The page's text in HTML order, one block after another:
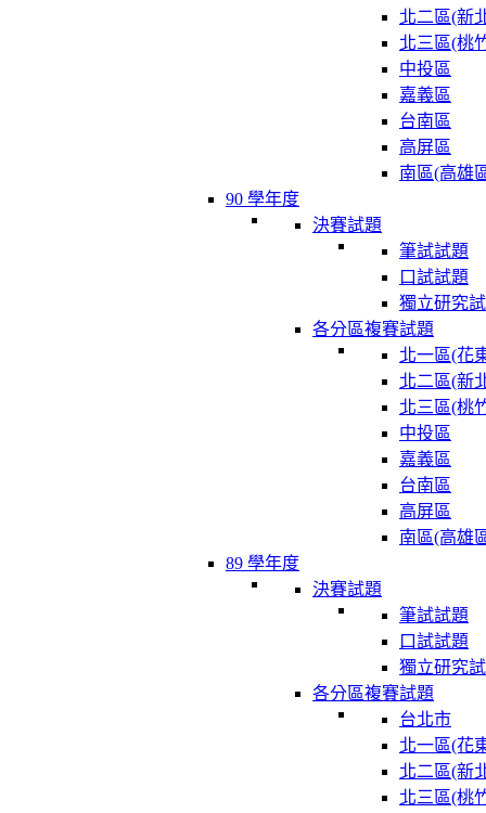
北二區(新
北三區(桃
中投區
嘉義區
台南區
高屏區
南區(高雄
90 學年度
決賽試題
筆試試題
口試試題
獨立研究
各分區複賽試題
北一區(花
北二區(新
北三區(桃
中投區
嘉義區
台南區
高屏區
南區(高雄
89 學年度
決賽試題
筆試試題
口試試題
獨立研究
各分區複賽試題
台北市
北一區(花
北二區(新
北三區(桃